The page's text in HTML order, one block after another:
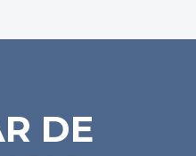
DE